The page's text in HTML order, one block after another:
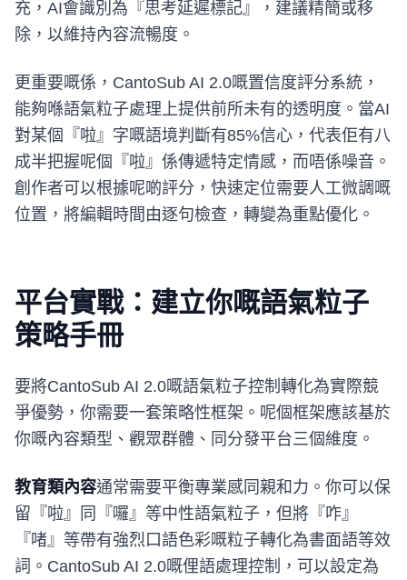
充，AI會識別為『思考延遲標記』，建議精簡或移
除，以維持內容流暢度。
更重要嘅係，CantoSub AI 2.0嘅置信度評分系統，
能夠喺語氣粒子處理上提供前所未有的透明度。當AI
對某個『啦』字嘅語境判斷有85%信心，代表佢有八
成半把握呢個『啦』係傳遞特定情感，而唔係噪音。
創作者可以根據呢啲評分，快速定位需要人工微調嘅
位置，將編輯時間由逐句檢查，轉變為重點優化。
平台實戰：建立你嘅語氣粒子
策略手冊
要將CantoSub AI 2.0嘅語氣粒子控制轉化為實際競
爭優勢，你需要一套策略性框架。呢個框架應該基於
你嘅內容類型、觀眾群體、同分發平台三個維度。
教育類內容通常需要平衡專業感同親和力。你可以保
留『啦』同『囉』等中性語氣粒子，但將『咋』
『啫』等帶有強烈口語色彩嘅粒子轉化為書面語等效
詞。CantoSub AI 2.0嘅俚語處理控制，可以設定為